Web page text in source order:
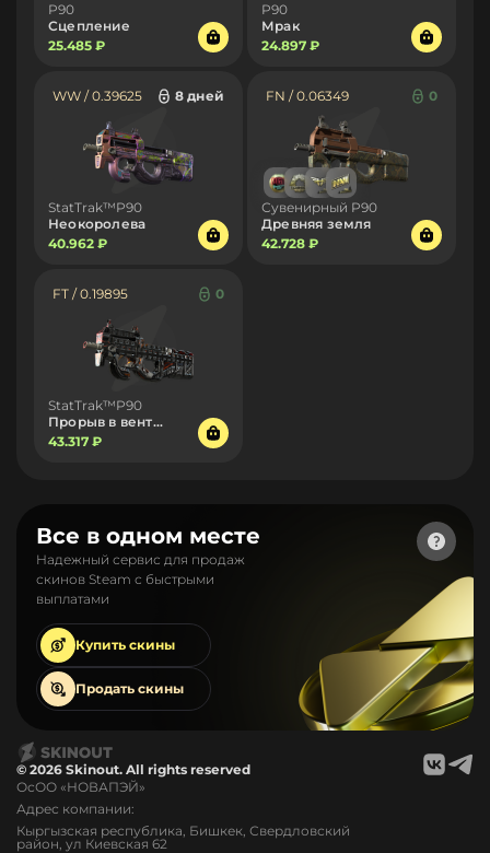
P90
Сцепление
25.485 ₽
P90
Мрак
24.897 ₽
WW / 0.39625 8 дней
StatTrak™P90
Неокоролева
40.962 ₽
FN / 0.06349 0
Сувенирный P90
Древняя земля
42.728 ₽
FT / 0.19895 0
StatTrak™P90
Прорыв в вентиляцию
43.317 ₽
Все в одном месте
Надежный сервис для продаж
скинов Steam с быстрыми
выплатами
Купить скины
Продать скины
© 2026 Skinout. All rights reserved
ОсОО «НОВАПЭЙ»
Адрес компании:
Кыргызская республика, Бишкек, Свердловский
район, ул Киевская 62